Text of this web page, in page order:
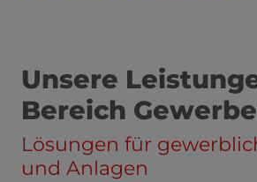
Unsere
Bereich
Lösungen für
und Anlagen